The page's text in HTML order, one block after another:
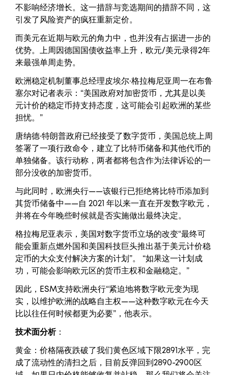
不影响经济增长。这一措辞与竞选期间的措辞不同，这
引发了风险资产的疯狂重新定价。
而美元在近期与欧元的角力中，也并没有占据进一步的
优势。上周因德国国债收益率上升，欧元/美元录得2年
来最强单周走势。
欧洲稳定机制董事总经理皮埃尔·格拉梅尼亚周一在布鲁
塞尔对记者表示：“美国政府对加密货币，尤其是以美
元计价的稳定币持支持态度，这可能会引起欧洲的某些
担忧。”
唐纳德·特朗普政府已经接受了数字货币，美国总统上周
签署了一项行政命令，建立了比特币储备和其他代币的
单独储备。该行动称，两者都将包含作为法律诉讼的一
部分没收的加密货币。
与此同时，欧洲央行——该银行已拒绝将比特币添加到
其货币储备中——自 2021 年以来一直在开发数字欧元，
并将在今年晚些时候就是否实施做出最终决定。
格拉梅尼亚表示，美国对数字货币立场的改变“最终可
能会重新点燃外国和美国科技巨头推出基于美元计价稳
定币的大众支付解决方案的计划”。 “如果这一计划成
功，可能会影响欧元区的货币主权和金融稳定。”
因此，ESM支持欧洲央行“紧迫地将数字欧元变为现
实，以维护欧洲的战略自主权——这种数字欧元在今天
比以往任何时候都更为必要”，他表示。
技术面分析：
黄金：价格隔夜跌破了我们黄色区域下限2891水平，完
成了流动性的清扫之后，目前反弹回到2890-2900区